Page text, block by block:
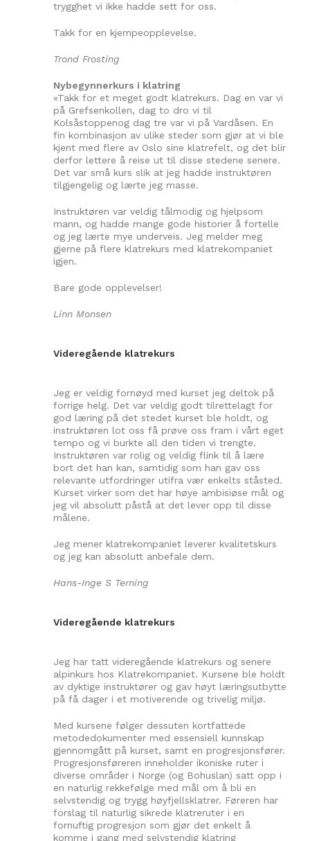
trygghet vi ikke hadde sett for oss.
Takk for en kjempeopplevelse.
Trond Frosting
Nybegynnerkurs i klatring
«Takk for et meget godt klatrekurs. Dag en var vi
på Grefsenkollen, dag to dro vi til
Kolsåstoppenog dag tre var vi på Vardåsen. En
fin kombinasjon av ulike steder som gjør at vi ble
kjent med flere av Oslo sine klatrefelt, og det blir
derfor lettere å reise ut til disse stedene senere.
Det var små kurs slik at jeg hadde instruktøren
tilgjengelig og lærte jeg masse.
Instruktøren var veldig tålmodig og hjelpsom
mann, og hadde mange gode historier å fortelle
og jeg lærte mye underveis. Jeg melder meg
gjerne på flere klatrekurs med klatrekompaniet
igjen.
Bare gode opplevelser!
Linn Monsen
Videregående klatrekurs
Jeg er veldig fornøyd med kurset jeg deltok på
forrige helg. Det var veldig godt tilrettelagt for
god læring på det stedet kurset ble holdt, og
instruktøren lot oss få prøve oss fram i vårt eget
tempo og vi burkte all den tiden vi trengte.
Instruktøren var rolig og veldig flink til å lære
bort det han kan, samtidig som han gav oss
relevante utfordringer utifra vær enkelts ståsted.
Kurset virker som det har høye ambisiøse mål og
jeg vil absolutt påstå at det lever opp til disse
målene.
Jeg mener klatrekompaniet leverer kvalitetskurs
og jeg kan absolutt anbefale dem.
Hans-Inge S Terning
Videregående klatrekurs
Jeg har tatt videregående klatrekurs og senere
alpinkurs hos Klatrekompaniet. Kursene ble holdt
av dyktige instruktører og gav høyt læringsutbytte
på få dager i et motiverende og trivelig miljø.
Med kursene følger dessuten kortfattede
metodedokumenter med essensiell kunnskap
gjennomgått på kurset, samt en progresjonsfører.
Progresjonsføreren inneholder ikoniske ruter i
diverse områder i Norge (og Bohuslan) satt opp i
en naturlig rekkefølge med mål om å bli en
selvstendig og trygg høyfjellsklatrer. Føreren har
forslag til naturlig sikrede klatreruter i en
fornuftig progresjon som gjør det enkelt å
komme i gang med selvstendig klatring